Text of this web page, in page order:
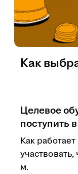
Как
Целевое
поступить
Как
м.